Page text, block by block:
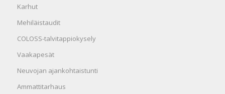
Karhut
Mehiläistaudit
COLOSS-talvitappiokysely
Vaakapesät
Neuvojan ajankohtaistunti
Ammattitarhaus